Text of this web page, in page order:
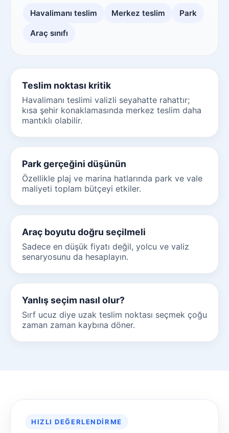
Havalimanı teslim Merkez teslim Park
Araç sınıfı
Teslim noktası kritik
Havalimanı teslimi valizli seyahatte rahattır;
kısa şehir konaklamasında merkez teslim daha
mantıklı olabilir.
Park gerçeğini düşünün
Özellikle plaj ve marina hatlarında park ve vale
maliyeti toplam bütçeyi etkiler.
Araç boyutu doğru seçilmeli
Sadece en düşük fiyatı değil, yolcu ve valiz
senaryosunu da hesaplayın.
Yanlış seçim nasıl olur?
Sırf ucuz diye uzak teslim noktası seçmek çoğu
zaman zaman kaybına döner.
HIZLI DEĞERLENDIRME